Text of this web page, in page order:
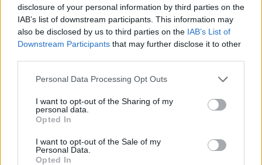
disclosure of your personal information by third parties on the
IAB’s list of downstream participants. This information may
also be disclosed by us to third parties on the IAB’s List of
Downstream Participants that may further disclose it to other
Personal Data Processing Opt Outs
I want to opt-out of the Sharing of my
personal data.
Opted In
I want to opt-out of the Sale of my
Personal Data.
Opted In
Santé
Canicule : les conseils
essentiels des
éviter le danger
Santé
Éclipse du 12 août :
attention à la pénurie de
Santé
Un chewing-gum
révolutionnaire pour
buccal
Populaires
Médicament retiré en urgence pour risques graves et données falsifiées